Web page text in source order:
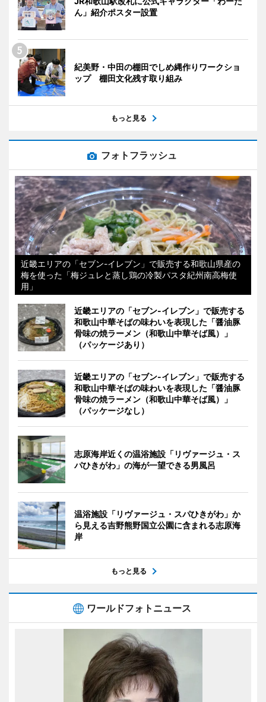
ん」紹介ポスター設置
紀美野・中田の棚田でしめ縄作りワークショ
ップ 棚田文化残す取り組み
もっと見る
フォトフラッシュ
近畿エリアの「セブン-イレブン」で販売する和歌山県産の
梅を使った「梅ジュレと蒸し鶏の冷製パスタ紀州南高梅使
用」
近畿エリアの「セブン-イレブン」で販売する
和歌山中華そばの味わいを表現した「醤油豚
骨味の焼ラーメン（和歌山中華そば風）」
（パッケージあり）
近畿エリアの「セブン-イレブン」で販売する
和歌山中華そばの味わいを表現した「醤油豚
骨味の焼ラーメン（和歌山中華そば風）」
（パッケージなし）
志原海岸近くの温浴施設「リヴァージュ・ス
パひきがわ」の海が一望できる男風呂
温浴施設「リヴァージュ・スパひきがわ」か
ら見える吉野熊野国立公園に含まれる志原海
岸
もっと見る
ワールドフォトニュース